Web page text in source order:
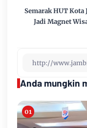
Semarak HUT Kota
Jadi Magnet
Anda mungkin